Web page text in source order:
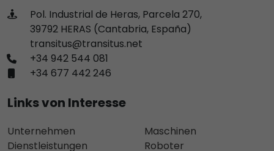
Pol. Industrial de Heras, Parcela 270,
39792 HERAS (Cantabria, España)
transitus@transitus.net
+34 942 544 081
+34 677 442 246
Links von Interesse
Unternehmen
Dienstleistungen
Maschinen
Roboter